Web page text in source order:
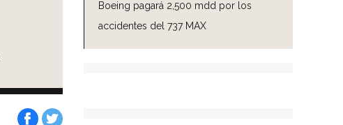
Boeing pagará 2,500 mdd por los
accidentes del 737 MAX